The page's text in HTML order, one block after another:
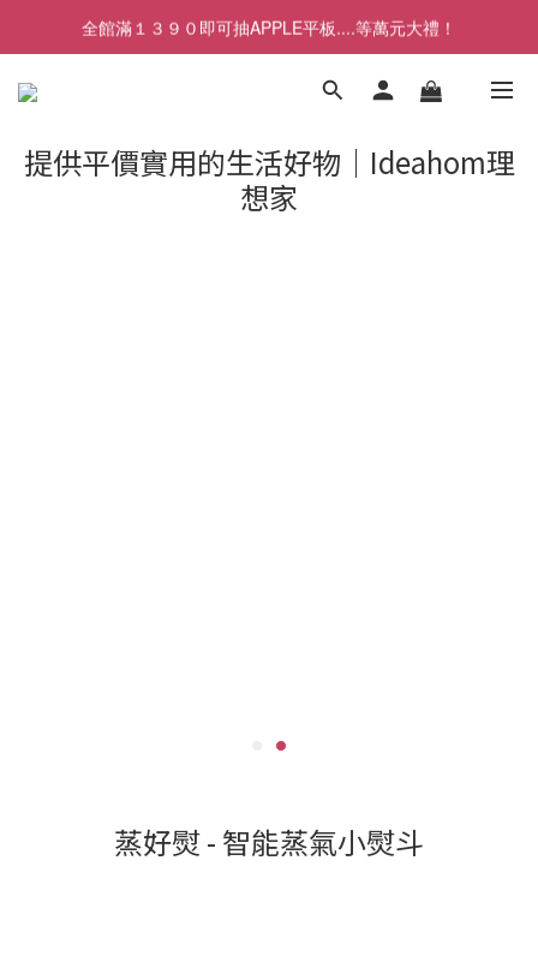
全館滿９９９即可享免運費優惠！
全館滿１３９０即可抽APPLE平板....等萬元大禮！
全館滿９９９即可享免運費優惠！
提供平價實用的生活好物｜Ideahom理
想家
蒸好熨 - 智能蒸氣小熨斗